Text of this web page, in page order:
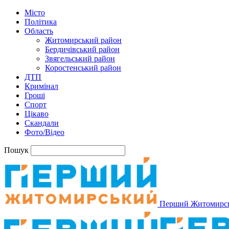
Місто
Політика
Область
Житомирський район
Бердичівський район
Звягельський район
Коростенський район
ДТП
Кримінал
Гроші
Спорт
Цікаво
Скандали
Фото/Відео
Пошук
Перший